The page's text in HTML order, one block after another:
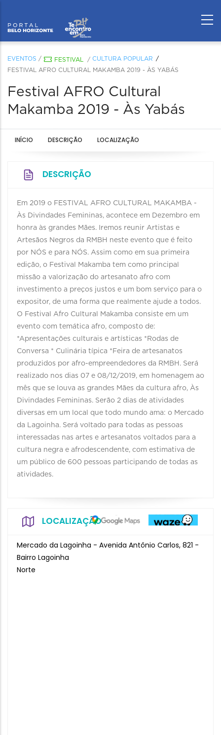
EVENTOS / FESTIVAL / CULTURA POPULAR
FESTIVAL AFRO CULTURAL MAKAMBA 2019 - ÀS YABÁS
Festival AFRO Cultural
Makamba 2019 - Às Yabás
INÍCIO DESCRIÇÃO LOCALIZAÇÃO
DESCRIÇÃO
Em 2019 o FESTIVAL AFRO CULTURAL MAKAMBA -
Às Divindades Femininas, acontece em Dezembro em
honra às grandes Mães. Iremos reunir Artistas e
Artesãos Negros da RMBH neste evento que é feito
por NÓS e para NÓS. Assim como em sua primeira
edição, o Festival Makamba tem como principal
missão a valorização do artesanato afro com
investimento a preços justos e um bom serviço para o
expositor, de uma forma que realmente ajude a todos.
O Festival Afro Cultural Makamba consiste em um
evento com temática afro, composto de:
*Apresentações culturais e artísticas *Rodas de
Conversa * Culinária típica *Feira de artesanatos
produzidos por afro-empreendedores da RMBH. Será
realizado nos dias 07 e 08/12/2019, em homenagem ao
mês que se louva as grandes Mães da cultura afro, Às
Divindades Femininas. Serão 2 dias de atividades
diversas em um local que todo mundo ama: o Mercado
da Lagoinha. Será voltado para todas as pessoas
interessadas nas artes e artesanatos voltados para a
cultura negra e afrodescendente, com estimativa de
um público de 600 pessoas participando de todas as
atividades.
LOCALIZAÇÃO
Mercado da Lagoinha - Avenida Antônio Carlos, 821 -
Bairro Lagoinha
Norte